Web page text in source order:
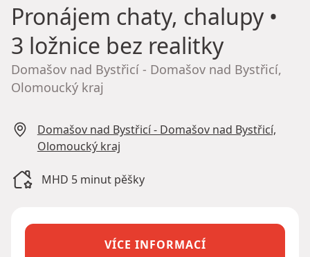
Pronájem chaty, chalupy•
3 ložnice bez realitky
Domašov nad Bystřicí - Domašov nad Bystřicí,
Olomoucký kraj
Domašov nad Bystřicí - Domašov nad Bystřicí,
Olomoucký kraj
MHD 5 minut pěšky
VÍCE INFORMACÍ